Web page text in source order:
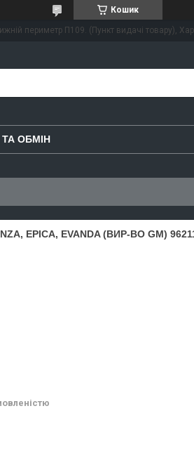
Кошик
периметр П109. (Пункт видачі товару),
ОБМІН
EPICA, EVANDA (ВИР-ВО GM)